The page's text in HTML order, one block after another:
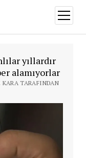
aç
yıllardır
alamıyorlar
TARAFINDAN